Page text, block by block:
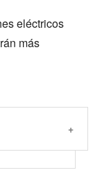
eléctricos
más